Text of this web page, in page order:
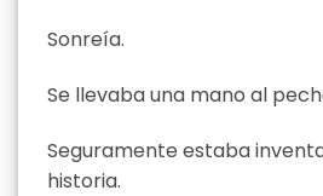
Sonreía.
Se llevaba una mano al
Seguramente estaba
historia.